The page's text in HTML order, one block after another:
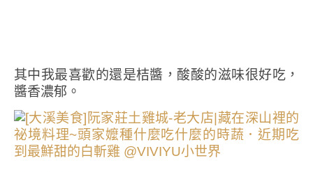
其中我最喜歡的還是桔醬，酸酸的滋味很好吃，
醬香濃郁。